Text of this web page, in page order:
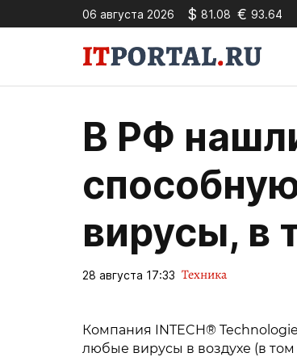
06 августа 2026 $ 81.08 € 93.64
В РФ
вирусы, в
28 августа 17:33 Техника
Компания INTECH®
любые вирусы в воздухе (в том